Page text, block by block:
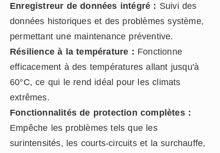
Enregistreur de données intégré : Suivi des
données historiques et des problèmes système,
permettant une maintenance préventive.
Résilience à la température : Fonctionne
efficacement à des températures allant jusqu'à
60°C, ce qui le rend idéal pour les climats
extrêmes.
Fonctionnalités de protection complètes :
Empêche les problèmes tels que les
surintensités, les courts-circuits et la surchauffe,